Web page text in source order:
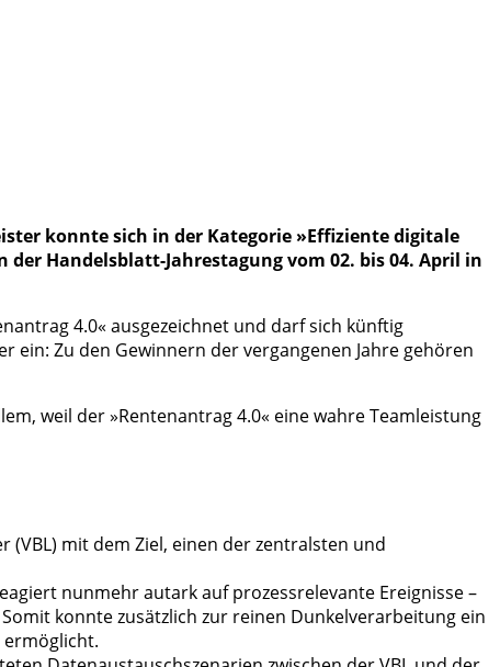
konnte sich in der Kategorie »Effiziente digitale
Handelsblatt-Jahrestagung vom 02. bis 04. April in
4.0« ausgezeichnet und darf sich künftig
Zu den Gewinnern der vergangenen Jahre gehören
weil der »Rentenantrag 4.0« eine wahre Teamleistung
(VBL) mit dem Ziel, einen der zentralsten und
nunmehr autark auf prozessrelevante Ereignisse –
konnte zusätzlich zur reinen Dunkelverarbeitung ein